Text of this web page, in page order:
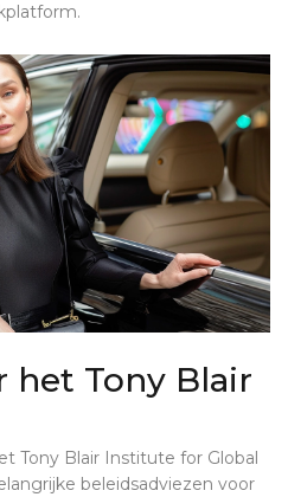
het Tony Blair
Tony Blair Institute for Global
beleidsadviezen voor